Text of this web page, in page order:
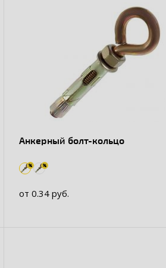
Анкерный болт-кольцо
от 0.34 руб.